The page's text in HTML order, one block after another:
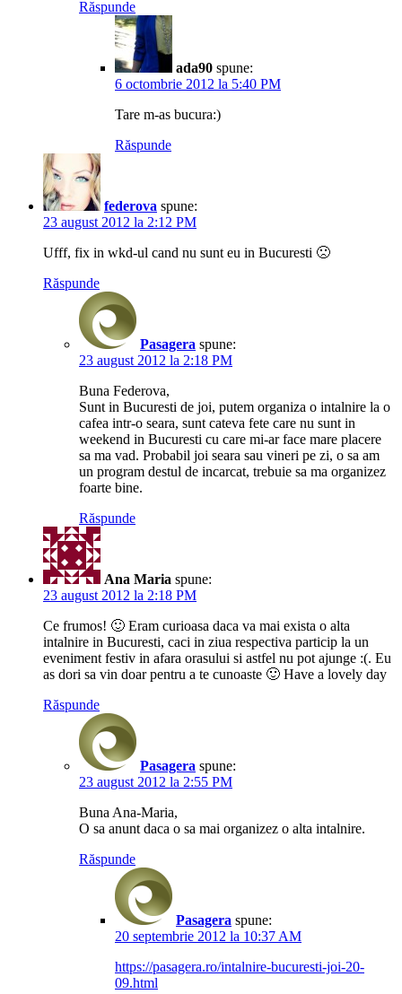
Răspunde
ada90 spune:
6 octombrie 2012 la 5:40 PM
Tare m-as bucura:)
Răspunde
federova spune:
23 august 2012 la 2:12 PM
Ufff, fix in wkd-ul cand nu sunt eu in Bucuresti 🙁
Răspunde
Pasagera spune:
23 august 2012 la 2:18 PM
Buna Federova,
Sunt in Bucuresti de joi, putem organiza o intalnire la o
cafea intr-o seara, sunt cateva fete care nu sunt in
weekend in Bucuresti cu care mi-ar face mare placere
sa ma vad. Probabil joi seara sau vineri pe zi, o sa am
un program destul de incarcat, trebuie sa ma organizez
foarte bine.
Răspunde
Ana Maria spune:
23 august 2012 la 2:18 PM
Ce frumos! 🙂 Eram curioasa daca va mai exista o alta
intalnire in Bucuresti, caci in ziua respectiva particip la un
eveniment festiv in afara orasului si astfel nu pot ajunge :(. Eu
as dori sa vin doar pentru a te cunoaste 🙂 Have a lovely day
Răspunde
Pasagera spune:
23 august 2012 la 2:55 PM
Buna Ana-Maria,
O sa anunt daca o sa mai organizez o alta intalnire.
Răspunde
Pasagera spune:
20 septembrie 2012 la 10:37 AM
https://pasagera.ro/intalnire-bucuresti-joi-20-
09.html